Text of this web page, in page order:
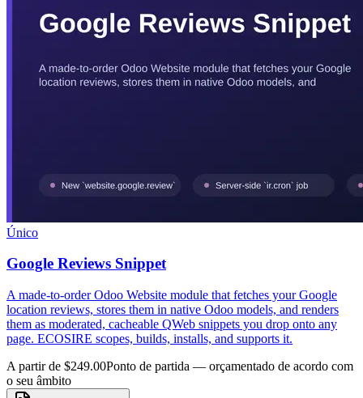
Único
Google Reviews Snippet
A made-to-order Odoo Website module that fetches your Google
location reviews, stores them in native Odoo models, and renders
them as moderated, cacheable QWeb snippets you drop onto any
page. ECOSIRE scopes, builds, installs, and supports it.
A partir de $249.00Ponto de partida — orçamentado de acordo com
o seu âmbito